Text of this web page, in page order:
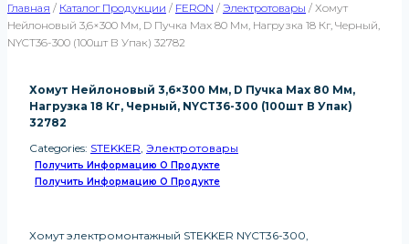
Главная / Каталог Продукции / FERON / Электротовары / Хомут
Нейлоновый 3,6×300 Мм, D Пучка Max 80 Мм, Нагрузка 18 Кг, Черный,
NYCT36-300 (100шт В Упак) 32782
Хомут Нейлоновый 3,6×300 Мм, D Пучка Max 80 Мм,
Нагрузка 18 Кг, Черный, NYCT36-300 (100шт В Упак)
32782
Categories: STEKKER, Электротовары
Получить Информацию О Продукте
Получить Информацию О Продукте
Хомут электромонтажный STEKKER NYCT36-300,